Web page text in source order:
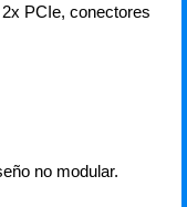
PCIe, conectores
no modular.